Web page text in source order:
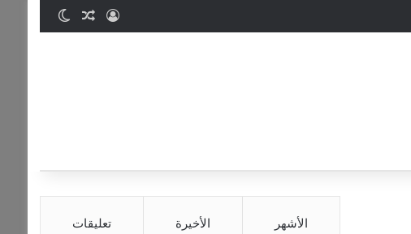
تسجيل الدخول
مقال عشوائي
الأشهر الأخيرة تعليقات